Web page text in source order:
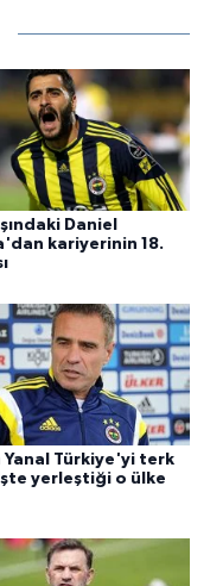
Daniel
kariyerinin 18.
Yanal Türkiye'yi terk
yerleştiği o ülke